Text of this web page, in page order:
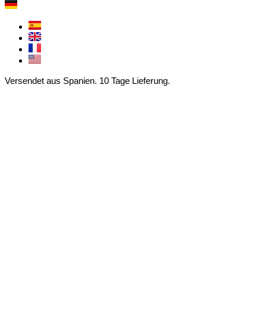
Versendet aus Spanien. 10 Tage Lieferung.